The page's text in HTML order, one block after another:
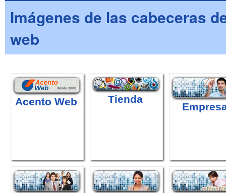
Imágenes de las cabeceras
web
Acento Web Tienda